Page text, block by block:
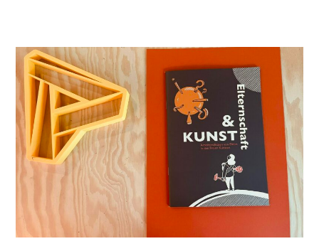
menu
menu